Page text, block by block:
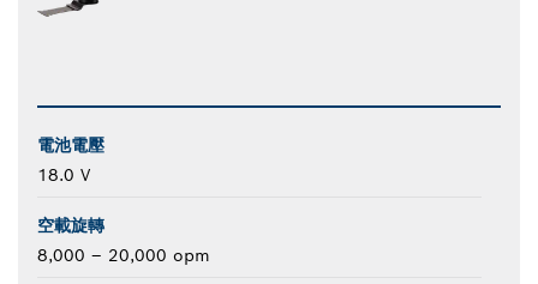
電池電壓
18.0 V
空載旋轉
8,000 – 20,000 opm